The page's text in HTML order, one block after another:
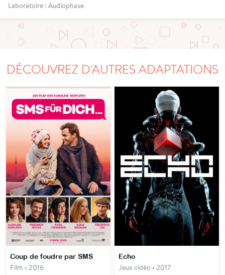
Laboratoire : Audiophase
DÉCOUVREZ D'AUTRES ADAPTATIONS
Coup de foudre par SMS
Film • 2016
Echo
Jeux vidéo • 2017